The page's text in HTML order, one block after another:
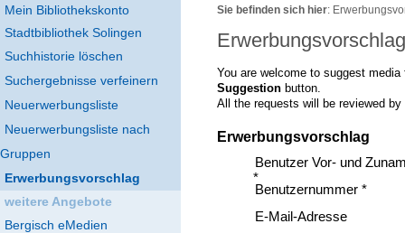
Mein Bibliothekskonto
Stadtbibliothek Solingen
Suchhistorie löschen
Suchergebnisse verfeinern
Neuerwerbungsliste
Neuerwerbungsliste nach
Gruppen
Erwerbungsvorschlag
weitere Angebote
Bergisch eMedien
Sie befinden sich hier:
Erwerbungsvorschlag
You are welcome to suggest
Suggestion button.
All the requests will be reviewed
Erwerbungsvorschlag
Benutzer Vor- und
*
Benutzernummer *
E-Mail-Adresse